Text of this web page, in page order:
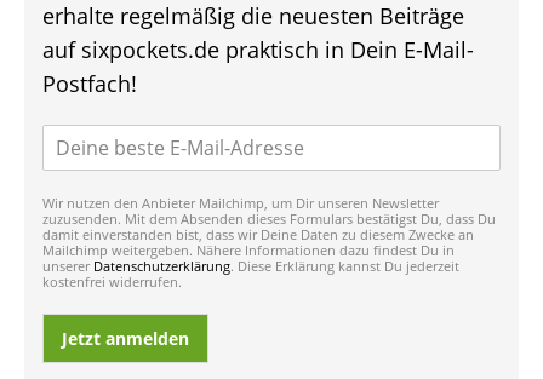
erhalte regelmäßig die neuesten Beiträge
auf sixpockets.de praktisch in Dein E-Mail-
Postfach!
Wir nutzen den Anbieter Mailchimp, um Dir unseren Newsletter
zuzusenden. Mit dem Absenden dieses Formulars bestätigst Du, dass Du
damit einverstanden bist, dass wir Deine Daten zu diesem Zwecke an
Mailchimp weitergeben. Nähere Informationen dazu findest Du in
unserer Datenschutzerklärung. Diese Erklärung kannst Du jederzeit
kostenfrei widerrufen.
Jetzt anmelden